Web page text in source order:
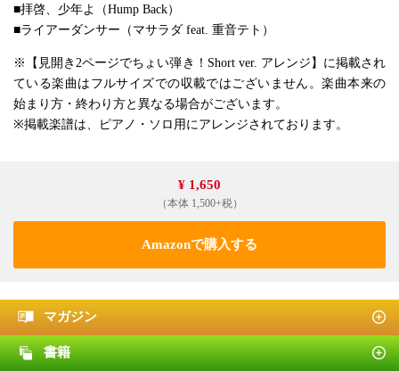
■拝啓、少年よ（Hump Back）
■ライアーダンサー（マサラダ feat. 重音テト）
※【見開き2ページでちょい弾き！Short ver. アレンジ】に掲載され
ている楽曲はフルサイズでの収載ではございません。楽曲本来の
始まり方・終わり方と異なる場合がございます。
※掲載楽譜は、ピアノ・ソロ用にアレンジされております。
¥ 1,650
（本体 1,500+税）
Amazonで購入する
マガジン
書籍